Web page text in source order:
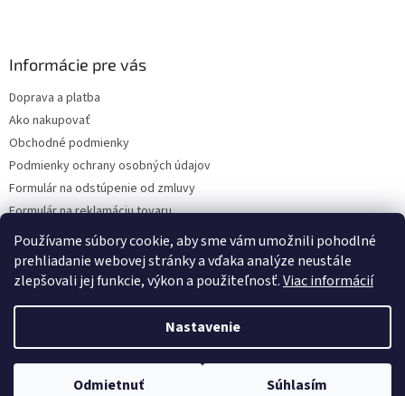
Používame súbory cookie, aby sme vám umožnili pohodlné
prehliadanie webovej stránky a vďaka analýze neustále
zlepšovali jej funkcie, výkon a použiteľnosť.Viac informácií
Nastavenie
Odmietnuť Súhlasím
Informácie pre vás
Doprava a platba
Ako nakupovať
Obchodné podmienky
Podmienky ochrany osobných údajov
Formulár na odstúpenie od zmluvy
Formulár na reklamáciu tovaru
Kontakty
Copyright 2026www.hygart.sk. Všetky práva vyhradené.Upraviť